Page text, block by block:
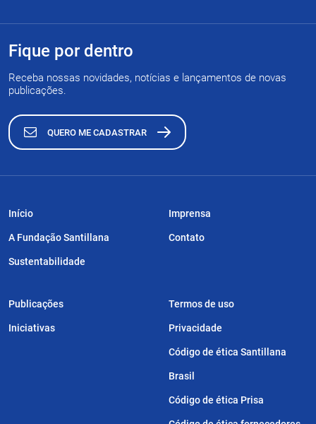
Fique por dentro
Receba nossas novidades, notícias e lançamentos de novas
publicações.
QUERO ME CADASTRAR
Início
A Fundação Santillana
Sustentabilidade
Publicações
Iniciativas
Imprensa
Contato
Termos de uso
Privacidade
Código de ética Santillana
Brasil
Código de ética Prisa